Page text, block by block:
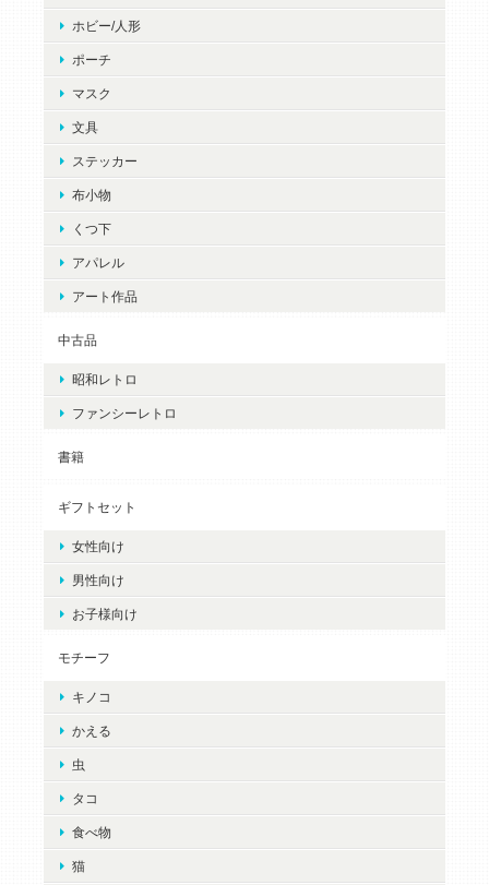
ホビー/人形
ポーチ
マスク
文具
ステッカー
布小物
くつ下
アパレル
アート作品
中古品
昭和レトロ
ファンシーレトロ
書籍
ギフトセット
女性向け
男性向け
お子様向け
モチーフ
キノコ
かえる
虫
タコ
食べ物
猫